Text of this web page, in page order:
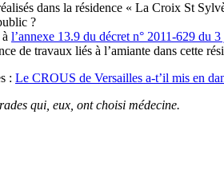
dans la résidence « La Croix St
?
à l’annexe 13.9 du décret n° 2011-629 du
de travaux liés à l’amiante dans cette
: Le CROUS de Versailles a-t’il mis en
qui, eux, ont choisi médecine.